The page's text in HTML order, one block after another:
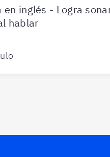
en inglés - Logra
hablar